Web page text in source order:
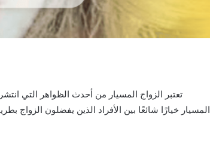
تعتبر الزواج المسيار من أحدث الظواهر التي
المسيار خيارًا شائعًا بين الأفراد الذين يفضلون